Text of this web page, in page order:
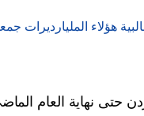
هؤلاء المليارديرات
حتى نهاية العام